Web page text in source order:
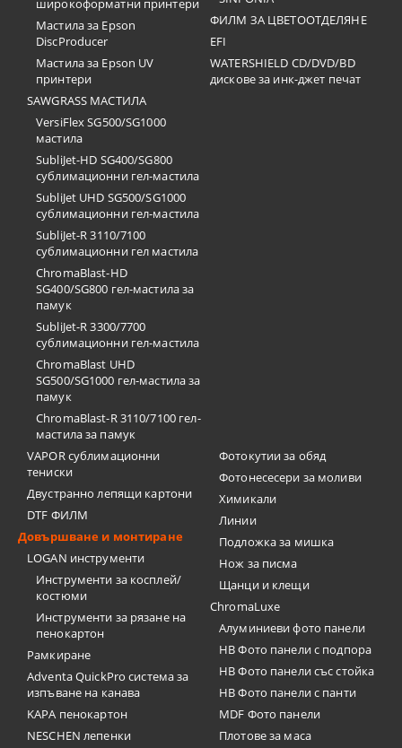
широкоформатни принтери
Мастила за Epson
DiscProducer
Мастила за Epson UV
принтери
SAWGRASS МАСТИЛА
VersiFlex SG500/SG1000
мастила
SubliJet-HD SG400/SG800
сублимационни гел-мастила
SubliJet UHD SG500/SG1000
сублимационни гел-мастила
SubliJet-R 3110/7100
сублимационни гел мастила
ChromaBlast-HD
SG400/SG800 гел-мастила за
памук
SubliJet-R 3300/7700
сублимационни гел-мастила
ChromaBlast UHD
SG500/SG1000 гел-мастила за
памук
ChromaBlast-R 3110/7100 гел-
мастила за памук
ФИЛМ ЗА ЦВЕТООТДЕЛЯНЕ
EFI
WATERSHIELD CD/DVD/BD
дискове за инк-джет печат
VAPOR сублимационни
тениски
Двустранно лепящи картони
DTF ФИЛМ
Довършване и монтиране
LOGAN инструменти
Инструменти за косплей/
костюми
Инструменти за рязане на
пенокартон
Рамкиране
Adventa QuickPro система за
изпъване на канава
KAPA пенокартон
NESCHEN лепенки
Фотокутии за обяд
Фотонесесери за моливи
Химикали
Линии
Подложка за мишка
Нож за писма
Щанци и клещи
ChromaLuxe
Алуминиеви фото панели
HB Фото панели с подпора
HB Фото панели със стойка
HB Фото панели с панти
MDF Фото панели
Плотове за маса